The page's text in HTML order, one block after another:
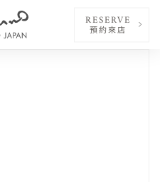
RESERVE
預約來店